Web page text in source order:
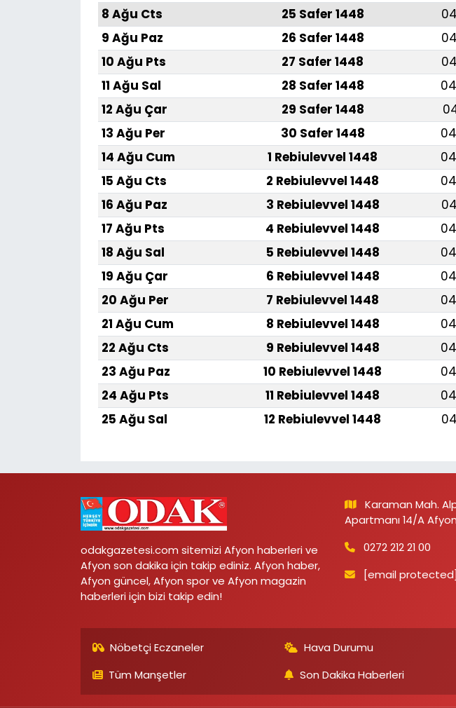
8 Ağu Cts
25 Safer 1448
9 Ağu Paz
26 Safer 1448
10 Ağu Pts
27 Safer 1448
11 Ağu Sal
28 Safer 1448
12 Ağu Çar
29 Safer 1448
13 Ağu Per
30 Safer 1448
14 Ağu Cum
1 Rebiulevvel 1448
15 Ağu Cts
2 Rebiulevvel 1448
16 Ağu Paz
3 Rebiulevvel 1448
17 Ağu Pts
4 Rebiulevvel 1448
18 Ağu Sal
5 Rebiulevvel 1448
19 Ağu Çar
6 Rebiulevvel 1448
20 Ağu Per
7 Rebiulevvel 1448
21 Ağu Cum
8 Rebiulevvel 1448
22 Ağu Cts
9 Rebiulevvel 1448
23 Ağu Paz
10 Rebiulevvel 1448
24 Ağu Pts
11 Rebiulevvel 1448
25 Ağu Sal
12 Rebiulevvel 1448
odakgazetesi.com sitemizi Afyon haberleri ve
Afyon son dakika için takip ediniz. Afyon haber,
Afyon güncel, Afyon spor ve Afyon magazin
haberleri için bizi takip edin!
Karaman Mah.
Apartmanı 14/A
0272 212 21 00
[email protected]
Nöbetçi Eczaneler Hava Durumu
Tüm Manşetler
Son Dakika Haberleri